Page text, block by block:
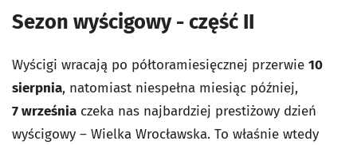
Sezon wyścigowy - część II
Wyścigi wracają po półtoramiesięcznej przerwie 10
sierpnia, natomiast niespełna miesiąc później,
7września czeka nas najbardziej prestiżowy dzień
wyścigowy – Wielka Wrocławska. To właśnie wtedy